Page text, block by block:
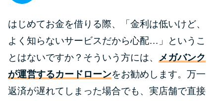
はじめてお金を借りる際、「金利は低いけど、
よく知らないサービスだから心配…」というこ
とはないですか？そういう方には、 メガバンク
が運営するカードローンをお勧めします。万一
返済が遅れてしまった場合でも、実店舗で直接